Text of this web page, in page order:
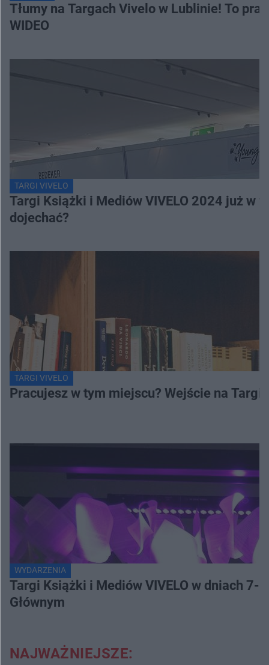
Tłumy na Targach Vivelo w Lublinie! To
WIDEO
TARGI VIVELO
Targi Książki i Mediów VIVELO 2024 już w
dojechać?
TARGI VIVELO
Pracujesz w tym miejscu? Wejście na Targi
WYDARZENIA
Targi Książki i Mediów VIVELO w dniach
Głównym
NAJWAŻNIEJSZE: